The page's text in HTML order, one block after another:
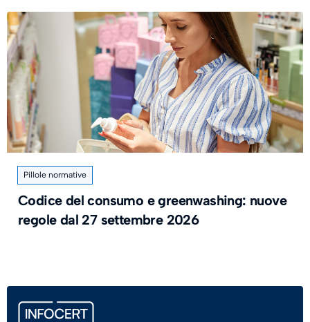
Pillole normative
Codice del consumo e greenwashing: nuove
regole dal 27 settembre 2026